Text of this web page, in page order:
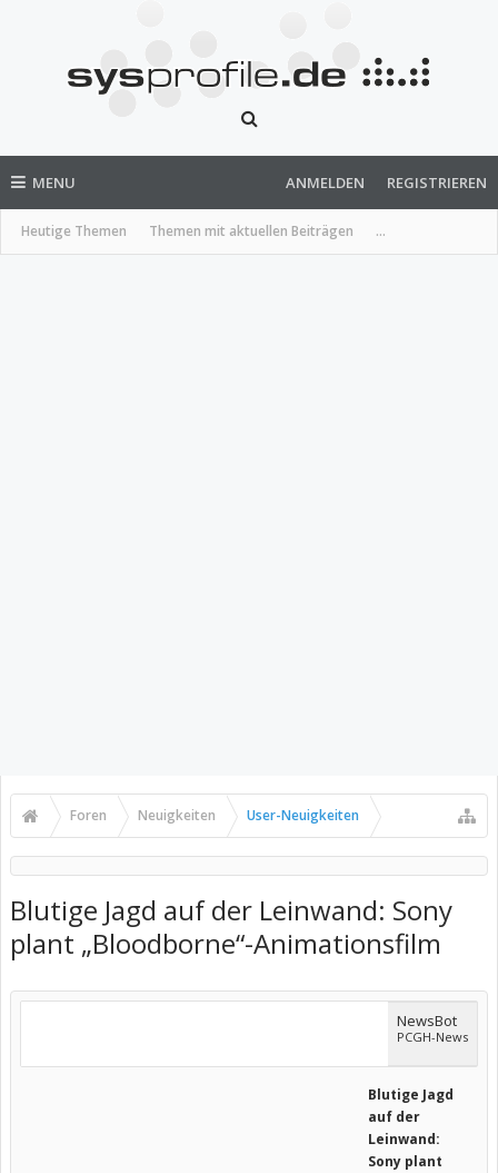
MENU
Heutige Themen Themen mit aktuellen Beiträgen ...
ANMELDEN REGISTRIEREN
Foren Neuigkeiten User-Neuigkeiten
Blutige Jagd auf der Leinwand: Sony
plant „Bloodborne“-Animationsfilm
NewsBot
PCGH-News
Blutige Jagd
auf der
Leinwand:
Sony plant